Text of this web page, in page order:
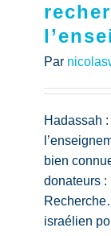
Par
Hadassah
bien
donateurs :
israélien